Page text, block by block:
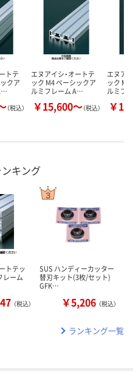
トテ
クア
（税込）
エヌアイシ・オートテ
ック M4 ベーシックア
ルミフレーム A…
￥15,600～（税込）
エヌア
ック
ルミフ
￥
キング
トテッ
レーム
（税込）
SUS ハンディーカッター
替刃キット(3枚/セット)
GFK…
￥5,206 （税込）
ランキング一覧